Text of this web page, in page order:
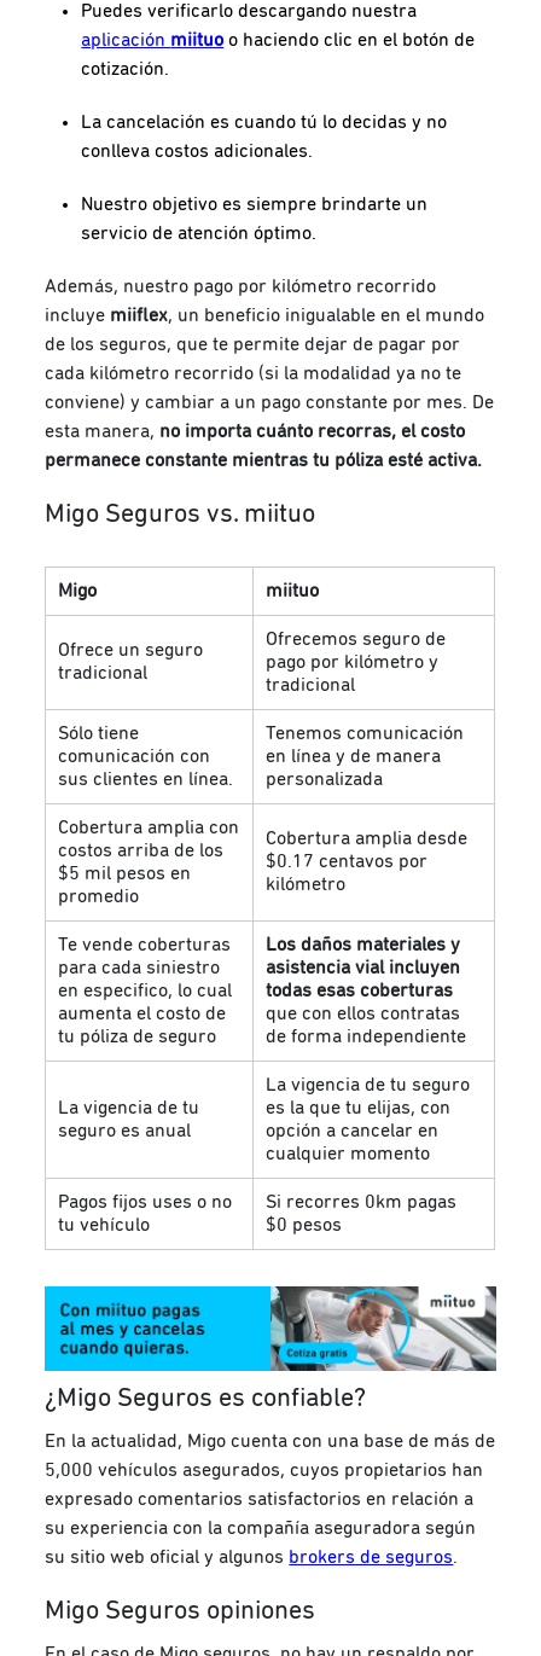
Puedes verificarlo descargando nuestra
aplicación miituo o haciendo clic en el botón de
cotización.
La cancelación es cuando tú lo decidas y no
conlleva costos adicionales.
Nuestro objetivo es siempre brindarte un
servicio de atención óptimo.
Además, nuestro pago por kilómetro recorrido
incluye miiflex, un beneficio inigualable en el mundo
de los seguros, que te permite dejar de pagar por
cada kilómetro recorrido (si la modalidad ya no te
conviene) y cambiar a un pago constante por mes. De
esta manera, no importa cuánto recorras, el costo
permanece constante mientras tu póliza esté activa.
Migo Seguros vs. miituo
Migo miituo
Ofrece un seguro
tradicional
Ofrecemos seguro de
pago por kilómetro y
tradicional
Sólo tiene
comunicación con
sus clientes en línea.
Tenemos comunicación
en línea y de manera
personalizada
Cobertura amplia con
costos arriba de los
$5 mil pesos en
promedio
Cobertura amplia desde
$0.17 centavos por
kilómetro
Te vende coberturas
para cada siniestro
en especifico, lo cual
aumenta el costo de
tu póliza de seguro
Los daños materiales y
asistencia vial incluyen
todas esas coberturas
que con ellos contratas
de forma independiente
La vigencia de tu
seguro es anual
La vigencia de tu seguro
es la que tu elijas, con
opción a cancelar en
cualquier momento
Pagos fijos uses o no
tu vehículo
Si recorres 0km pagas
$0 pesos
¿Migo Seguros es confiable?
En la actualidad, Migo cuenta con una base de más de
5,000 vehículos asegurados, cuyos propietarios han
expresado comentarios satisfactorios en relación a
su experiencia con la compañía aseguradora según
su sitio web oficial y algunos brokers de seguros.
Migo Seguros opiniones